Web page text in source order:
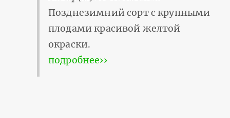
Позднезимний сорт с крупными
плодами красивой желтой
окраски.
подробнее››